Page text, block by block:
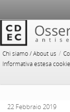
Chi siamo / About us /
Informativa estesa cookie
22 Febbraio 2019